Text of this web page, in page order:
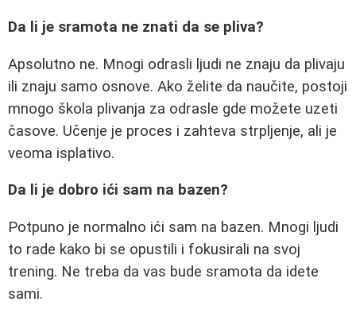
Da li je sramota ne znati da se pliva?
Apsolutno ne. Mnogi odrasli ljudi ne znaju da plivaju
ili znaju samo osnove. Ako želite da naučite, postoji
mnogo škola plivanja za odrasle gde možete uzeti
časove. Učenje je proces i zahteva strpljenje, ali je
veoma isplativo.
Da li je dobro ići sam na bazen?
Potpuno je normalno ići sam na bazen. Mnogi ljudi
to rade kako bi se opustili i fokusirali na svoj
trening. Ne treba da vas bude sramota da idete
sami.